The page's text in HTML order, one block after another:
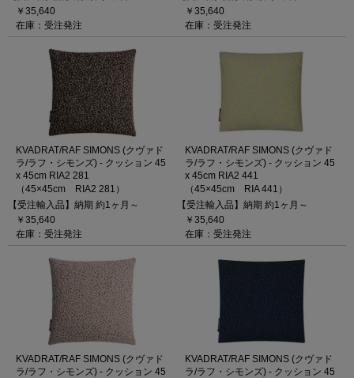
￥35,640
在庫：受注発注
￥35,640
在庫：受注発注
KVADRAT/RAF SIMONS (クヴァド
ラ/ラフ・シモンズ) - クッション 45
x 45cm RIA2 281
（45×45cm RIA2 281）
【受注輸入品】納期 約1ヶ月～
￥35,640
在庫：受注発注
KVADRAT/RAF SIMONS (クヴァド
ラ/ラフ・シモンズ) - クッション 45
x 45cm RIA2 441
（45×45cm RIA 441）
【受注輸入品】納期 約1ヶ月～
￥35,640
在庫：受注発注
KVADRAT/RAF SIMONS (クヴァド
ラ/ラフ・シモンズ) - クッション 45
KVADRAT/RAF SIMONS (クヴァド
ラ/ラフ・シモンズ) - クッション 45